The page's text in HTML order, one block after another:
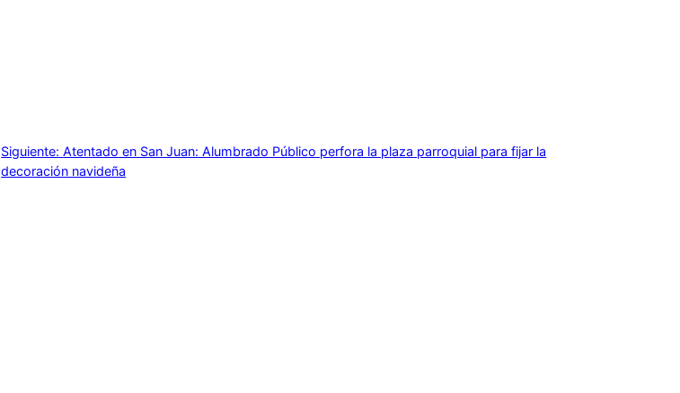
Siguiente:Atentado en San Juan: Alumbrado Público perfora la plaza parroquial para fijar la
decoración navideña